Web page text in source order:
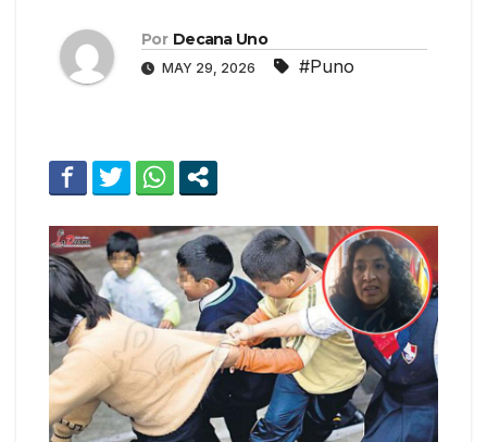
Por Decana Uno
MAY 29, 2026 #Puno